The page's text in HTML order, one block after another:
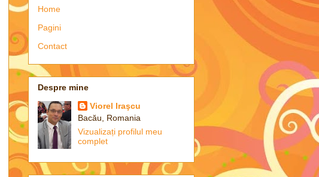
Home
Pagini
Contact
Despre mine
Viorel Iraşcu
Bacău, Romania
Vizualizați profilul meu
complet